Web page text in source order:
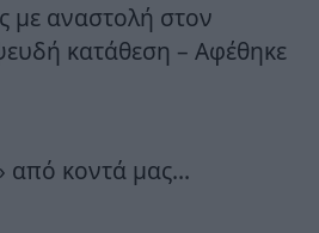
με αναστολή στον
κατάθεση – Αφέθηκε
από κοντά μας…